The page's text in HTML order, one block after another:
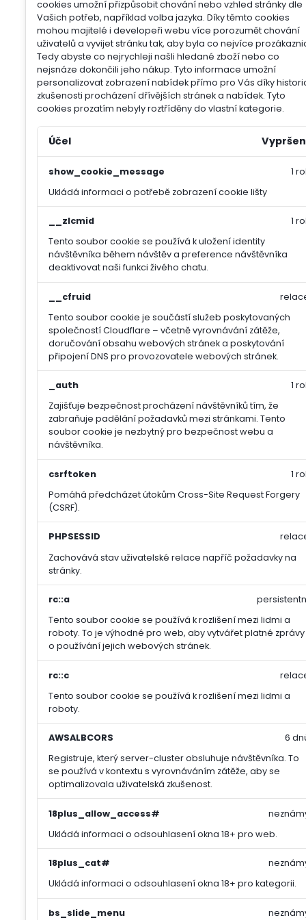
cookies umožní přizpůsobit chování nebo vzhled stránky dle
Vašich potřeb, například volba jazyka. Díky těmto cookies
mohou majitelé i developeři webu více porozumět chování
uživatelů a vyvijet stránku tak, aby byla co nejvíce
Tedy abyste co nejrychleji našli hledané zboží nebo co
nejsnáze dokončili jeho nákup. Tyto informace umožní
personalizovat zobrazení nabídek přímo pro Vás díky
zkušenosti procházení dřívějších stránek a nabídek. Tyto
cookies prozatím nebyly roztříděny do vlastní kategorie.
Účel
show_cookie_message
Ukládá informaci o potřebě zobrazení cookie lišty
1
__zlcmid
Tento soubor cookie se používá k uložení identity
návštěvníka během návštěv a preference návštěvníka
deaktivovat naši funkci živého chatu.
1
__cfruid
Tento soubor cookie je součástí služeb poskytovaných
společností Cloudflare – včetně vyrovnávání zátěže,
doručování obsahu webových stránek a poskytování
připojení DNS pro provozovatele webových stránek.
_auth
Zajišťuje bezpečnost procházení návštěvníků tím, že
zabraňuje padělání požadavků mezi stránkami. Tento
soubor cookie je nezbytný pro bezpečnost webu a
návštěvníka.
1
csrftoken
Pomáhá předcházet útokům Cross-Site Request Forgery
(CSRF).
1
PHPSESSID
Zachovává stav uživatelské relace napříč požadavky na
stránky.
rc::a
Tento soubor cookie se používá k rozlišení mezi lidmi a
roboty. To je výhodné pro web, aby vytvářet platné zprávy
o používání jejich webových stránek.
rc::c
Tento soubor cookie se používá k rozlišení mezi lidmi a
roboty.
AWSALBCORS
Registruje, který server-cluster obsluhuje návštěvníka. To
se používá v kontextu s vyrovnáváním zátěže, aby se
optimalizovala uživatelská zkušenost.
6
18plus_allow_access#
Ukládá informaci o odsouhlasení okna 18+ pro web.
18plus_cat#
Ukládá informaci o odsouhlasení okna 18+ pro kategorii.
bs_slide_menu